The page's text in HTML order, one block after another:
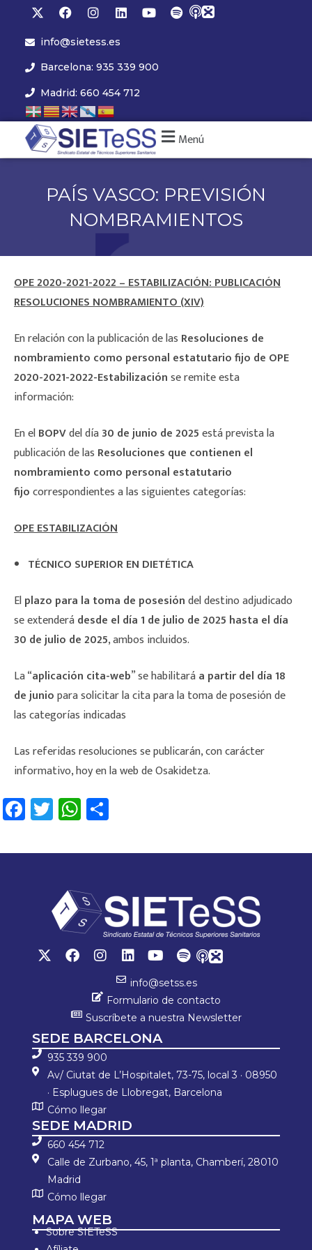
info@sietess.es
Barcelona: 935 339 900
Madrid: 660 454 712
Menú
PAÍS VASCO: PREVISIÓN
NOMBRAMIENTOS
OPE 2020-2021-2022 – ESTABILIZACIÓN: PUBLICACIÓN
RESOLUCIONES NOMBRAMIENTO (XIV)
En relación con la publicación de las Resoluciones de
nombramiento como personal estatutario fijo de OPE
2020-2021-2022-Estabilizaciónse remite esta
información:
En elBOPVdel día30 de junio de 2025está prevista la
publicación de las Resoluciones que contienen el
nombramiento como personal estatutario
fijocorrespondientes a las siguientes categorías:
OPE ESTABILIZACIÓN
TÉCNICO SUPERIOR EN DIETÉTICA
Elplazo para la toma de posesióndel destino adjudicado
se extenderádesde el día 1 de julio de 2025 hasta el día
30 de julio de 2025, ambos incluidos.
La “aplicación cita-web” se habilitaráa partir del día 18
de juniopara solicitar la cita para la toma de posesión de
las categorías indicadas
Las referidas resoluciones se publicarán, con carácter
informativo, hoy en la web de Osakidetza.
Fa
ce
b
T
wi
tt
W
h
at
p
p
m
ar
tir
info@setss.es
Formulario de contacto
Suscríbete a nuestra Newsletter
SEDE BARCELONA
935 339 900
Av/ Ciutat de L’Hospitalet, 73-75, local 3 · 08950
· Esplugues de Llobregat, Barcelona
Cómo llegar
SEDE MADRID
660 454 712
Calle de Zurbano, 45, 1ª planta, Chamberí, 28010
Madrid
Cómo llegar
MAPA WEB
Sobre SIETeSS